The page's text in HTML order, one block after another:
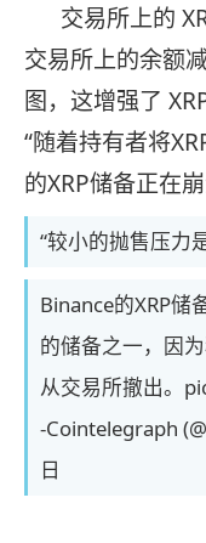
交易所上的
交易所上的余额
图，这增强了
“随着持有者将
的XRP储备正在
“较小的抛售压力
Binance的XRP储
的储备之一，因
从交易所撤出。
-Cointelegraph
日